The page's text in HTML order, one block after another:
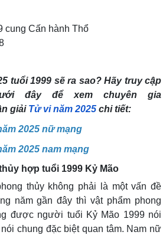
cung Cấn hành Thổ
tuổi 1999 sẽ ra sao? Hãy truy cập
đây để xem chuyên gia
giải Tử vi năm 2025 chi tiết:
2025 nữ mạng
2025 nam mạng
hợp tuổi 1999 Kỷ Mão
thủy không phải là một vấn đề
năm gần đây thì vật phẩm phong
được người tuổi Kỷ Mão 1999 nói
chung đặc biệt quan tâm. Nam nữ